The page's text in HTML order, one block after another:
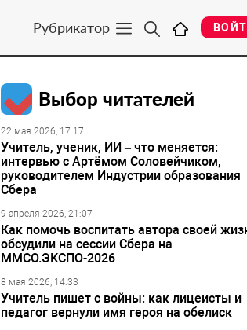
Рубрикатор
Выбор читателей
22 мая 2026, 17:17
Учитель, ученик, ИИ – что меняется:
интервью с Артёмом Соловейчиком,
руководителем Индустрии образования
Сбера
9 апреля 2026, 21:07
Как помочь воспитать автора своей
обсудили на сессии Сбера на
ММСО.ЭКСПО-2026
8 мая 2026, 14:33
Учитель пишет с войны: как лицеисты и
педагог вернули имя героя на обелиск